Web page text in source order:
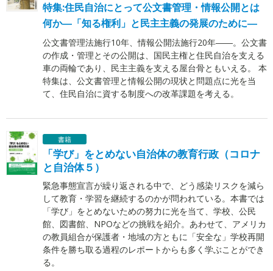
特集:住民自治にとって公文書管理・情報公開とは
何か―「知る権利」と民主主義の発展のために―
公文書管理法施行10年、情報公開法施行20年――。公文書
の作成・管理とその公開は、国民主権と住民自治を支える
車の両輪であり、民主主義を支える屋台骨ともいえる。 本
特集は、公文書管理と情報公開の現状と問題点に光を当
て、住民自治に資する制度への改革課題を考える。
書籍
「学び」をとめない自治体の教育行政（コロナ
と自治体５）
緊急事態宣言が繰り返される中で、どう感染リスクを減ら
して教育・学習を継続するのかが問われている。本書では
「学び」をとめないための努力に光を当て、学校、公民
館、図書館、NPOなどの挑戦を紹介。あわせて、アメリカ
の教員組合が保護者・地域の方ともに「安全な」学校再開
条件を勝ち取る過程のレポートからも多く学ぶことができ
る。